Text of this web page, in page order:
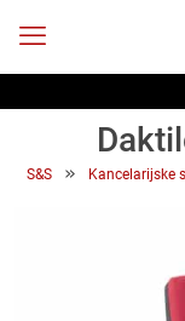
S&S » Kancelarijske